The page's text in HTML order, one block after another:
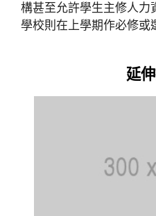
構甚至允許學生主修人力
學校則在上學期作必修或
延